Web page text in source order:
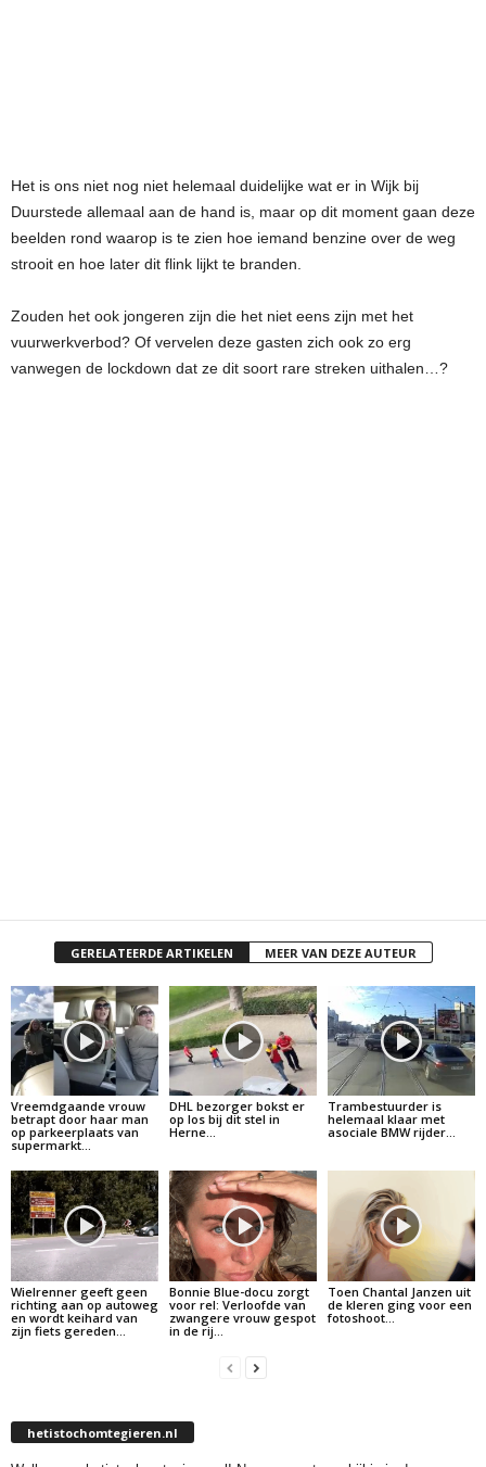
Het is ons niet nog niet helemaal duidelijke wat er in Wijk bij
Duurstede allemaal aan de hand is, maar op dit moment gaan deze
beelden rond waarop is te zien hoe iemand benzine over de weg
strooit en hoe later dit flink lijkt te branden.
Zouden het ook jongeren zijn die het niet eens zijn met het
vuurwerkverbod? Of vervelen deze gasten zich ook zo erg
vanwegen de lockdown dat ze dit soort rare streken uithalen…?
GERELATEERDE ARTIKELEN MEER VAN DEZE AUTEUR
Vreemdgaande vrouw
betrapt door haar man
op parkeerplaats van
supermarkt…
DHL bezorger bokst er
op los bij dit stel in
Herne…
Trambestuurder is
helemaal klaar met
asociale BMW rijder…
Wielrenner geeft geen
richting aan op autoweg
en wordt keihard van
zijn fiets gereden…
Bonnie Blue-docu zorgt
voor rel: Verloofde van
zwangere vrouw gespot
in de rij…
Toen Chantal Janzen uit
de kleren ging voor een
fotoshoot…
hetistochomtegieren.nl